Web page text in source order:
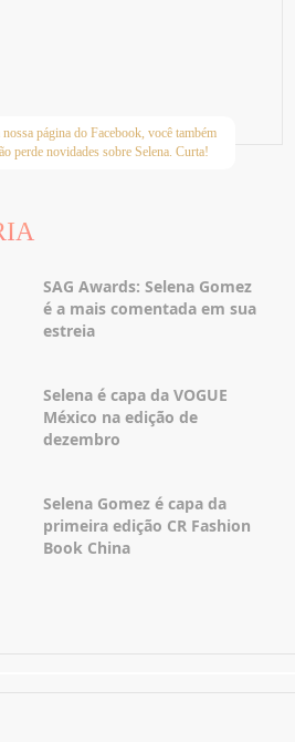
nossa página do Facebook, você também
perde novidades sobre Selena. Curta!
Taylor Swift Brasil
SAG Awards: Selena Gomez
é a mais comentada em sua
estreia
Selena é capa da VOGUE
México na edição de
dezembro
Selena Gomez é capa da
primeira edição CR Fashion
Book China